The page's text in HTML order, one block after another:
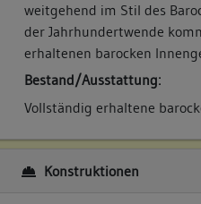
weitgehend im Stil des
der Jahrhundertwende
erhaltenen barocken
Bestand/Ausstattung:
Vollständig erhaltene
Konstruktionen